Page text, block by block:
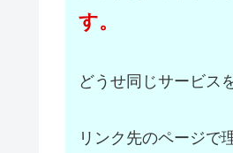
す。
どうせ同じサービス
リンク先のページで